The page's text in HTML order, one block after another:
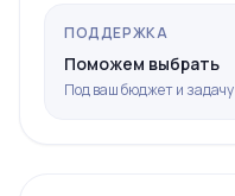
ПОДДЕРЖКА
Поможем выбрать
Под ваш бюджет и задачу